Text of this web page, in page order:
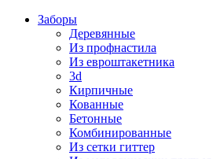
Заборы
Деревянные
Из профнастила
Из евроштакетника
3d
Кирпичные
Кованные
Бетонные
Комбинированные
Из сетки гиттер